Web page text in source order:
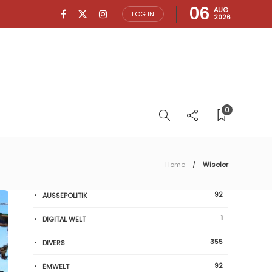
LOG IN 06 AUG
2026
0
Home Wiseler
AUSSEPOLITIK 92
DIGITAL WELT 1
DIVERS 355
ËMWELT 92